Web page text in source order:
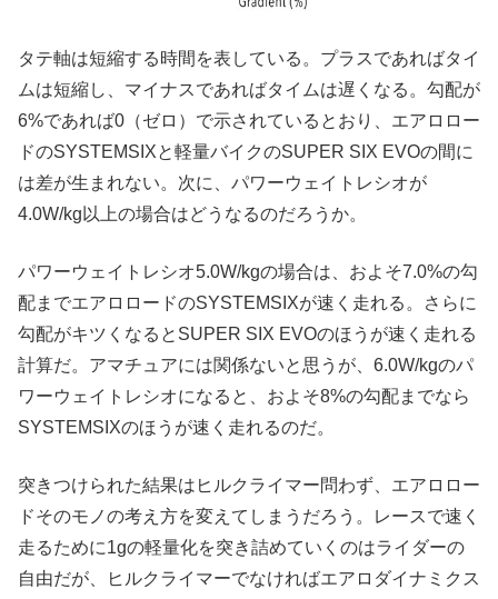
タテ軸は短縮する時間を表している。プラスであればタイ
ムは短縮し、マイナスであればタイムは遅くなる。勾配が
6%であれば0（ゼロ）で示されているとおり、エアロロー
ドのSYSTEMSIXと軽量バイクのSUPER SIX EVOの間に
は差が生まれない。次に、パワーウェイトレシオが
4.0W/kg以上の場合はどうなるのだろうか。
パワーウェイトレシオ5.0W/kgの場合は、およそ7.0%の勾
配までエアロロードのSYSTEMSIXが速く走れる。さらに
勾配がキツくなるとSUPER SIX EVOのほうが速く走れる
計算だ。アマチュアには関係ないと思うが、6.0W/kgのパ
ワーウェイトレシオになると、およそ8%の勾配までなら
SYSTEMSIXのほうが速く走れるのだ。
突きつけられた結果はヒルクライマー問わず、エアロロー
ドそのモノの考え方を変えてしまうだろう。レースで速く
走るために1gの軽量化を突き詰めていくのはライダーの
自由だが、ヒルクライマーでなければエアロダイナミクス